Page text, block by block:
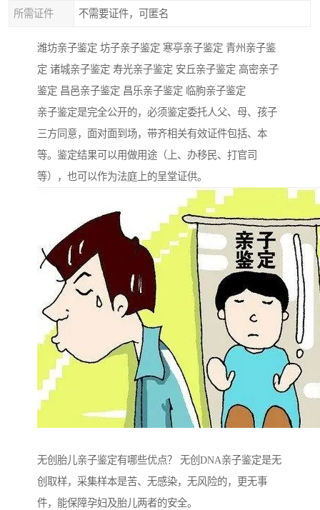
所需证件 不需要证件，可匿名
潍坊亲子鉴定 坊子亲子鉴定 寒亭亲子鉴定 青州亲子鉴
定 诸城亲子鉴定 寿光亲子鉴定 安丘亲子鉴定 高密亲子
鉴定 昌邑亲子鉴定 昌乐亲子鉴定 临朐亲子鉴定
亲子鉴定是完全公开的，必须鉴定委托人父、母、孩子
三方同意，面对面到场，带齐相关有效证件包括、本
等。鉴定结果可以用做用途（上、办移民、打官司
等），也可以作为法庭上的呈堂证供。
无创胎儿亲子鉴定有哪些优点？ 无创DNA亲子鉴定是无
创取样，采集样本是苦、无感染，无风险的，更无事
件，能保障孕妇及胎儿两者的安全。